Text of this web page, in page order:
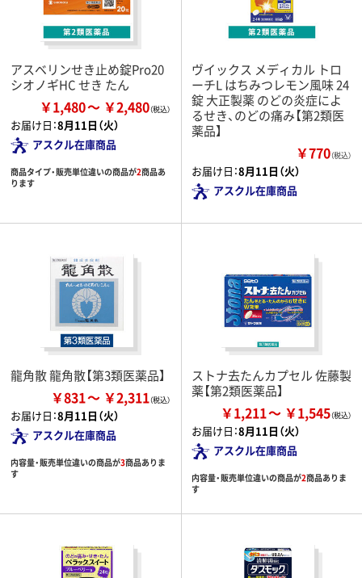
アスベリンせき止め錠Pro20
シオノギHC せき たん
￥1,480 ￥2,480
お届け日：8月11日（火）
アスクル在庫商品
商品タイプ・販売単位違いの商品が2商品あ
ります
ヴイックス メディカル トロ
ーチL はちみつレモン風味 24
錠 大正製薬 のどの炎症によ
るせき、のどの痛み【第2類医
薬品】
￥770（税込）
お届け日：8月11日（火）
アスクル在庫商品
龍角散 龍角散【第3類医薬品】
￥831 ￥2,311
お届け日：8月11日（火）
アスクル在庫商品
内容量・販売単位違いの商品が3商品ありま
す
ストナ去たんカプセル 佐藤製
薬【第2類医薬品】
￥1,211 ￥1,545
お届け日：8月11日（火）
アスクル在庫商品
内容量・販売単位違いの商品が2商品ありま
す